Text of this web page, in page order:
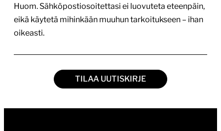
Huom. Sähköpostiosoitettasi ei luovuteta eteenpäin,
eikä käytetä mihinkään muuhun tarkoitukseen – ihan
oikeasti.
TILAA UUTISKIRJE